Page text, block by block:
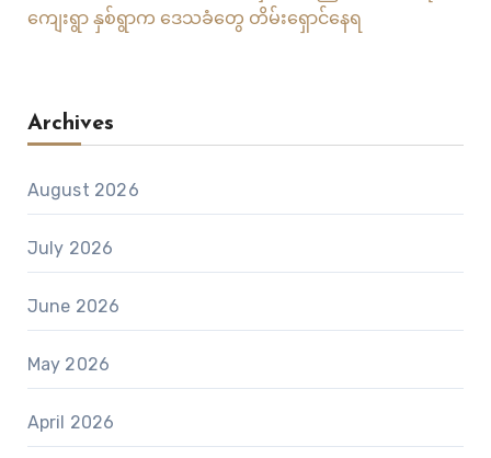
ကျေးရွာ နှစ်ရွာက ဒေသခံတွေ တိမ်းရှောင်နေရ
Archives
August 2026
July 2026
June 2026
May 2026
April 2026